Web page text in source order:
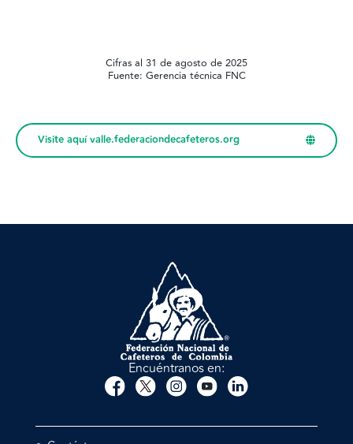
Cifras al 31 de agosto de 2025
Fuente: Gerencia técnica FNC
Visite aquí valle.federaciondecafeteros.org
Encuéntranos en: